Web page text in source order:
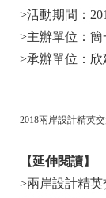
>活動期間：
>主辦單位：
>承辦單位：欣
2018兩岸設計精英
【延伸閱讀】
>兩岸設計精